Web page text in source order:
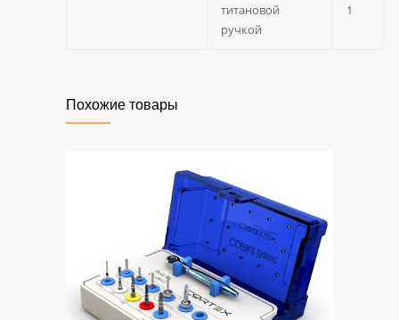
титановой
ручкой
1
Похожие товары